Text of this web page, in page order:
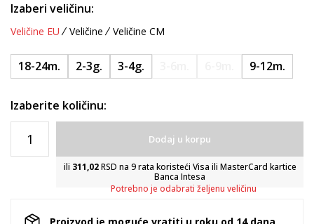
Izaberi veličinu:
Veličine EU Veličine Veličine CM
18-24m. 2-3g. 3-4g. 9-12m.
Izaberite količinu:
Dodaj u korpu
ili 311,02RSD na 9 rata koristeći Visa ili MasterCard kartice
Banca Intesa
Potrebno je odabrati željenu veličinu